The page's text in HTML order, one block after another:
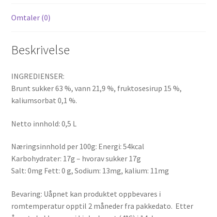
Omtaler (0)
Beskrivelse
INGREDIENSER:
Brunt sukker 63 %, vann 21,9 %, fruktosesirup 15 %,
kaliumsorbat 0,1 %.
Netto innhold: 0,5 L
Næringsinnhold per 100g: Energi: 54kcal
Karbohydrater: 17g – hvorav sukker 17g
Salt: 0mg Fett: 0 g, Sodium: 13mg, kalium: 11mg
Bevaring: Uåpnet kan produktet oppbevares i
romtemperatur opptil 2 måneder fra pakkedato. Etter